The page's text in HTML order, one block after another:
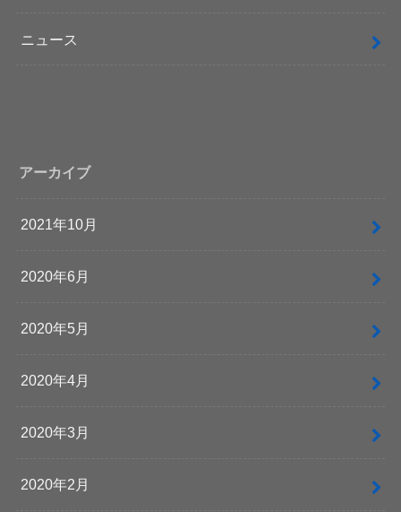
ニュース
アーカイブ
2021年10月
2020年6月
2020年5月
2020年4月
2020年3月
2020年2月